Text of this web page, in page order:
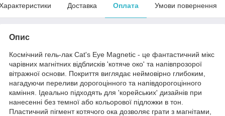
Доставка Оплата Умови повернення
Опис
Космічний гель-лак Cat's Eye Magnetic - це фантастичний мікс
чарівних магнітних відблисків 'котяче око' та напівпрозорої
вітражної основи. Покриття виглядає неймовірно глибоким,
нагадуючи переливи дорогоцінного та напівдорогоцінного
каміння. Ідеально підходять для 'корейських' дизайнів при
нанесенні без темної або кольорової підложки в тон.
Пластичний пігмент котячого ока дозволяє грати з магнітами,